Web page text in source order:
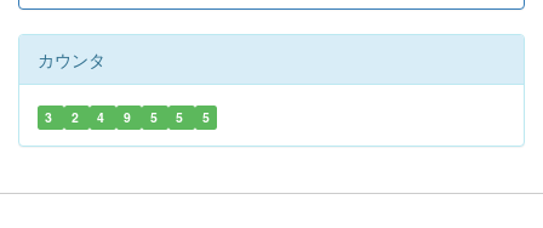
カウンタ
3 2 4 9 5 5 5